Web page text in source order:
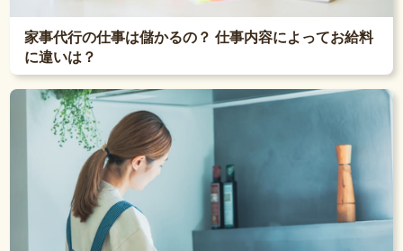
家事代行の仕事は儲かるの？ 仕事内容によってお給料
に違いは？